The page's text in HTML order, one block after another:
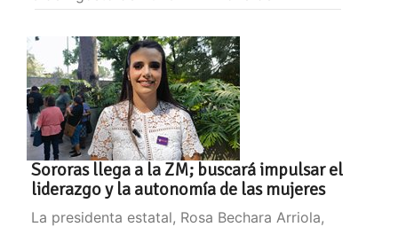
Sororas llega a la ZM; buscará impulsar el
liderazgo y la autonomía de las mujeres
La presidenta estatal, Rosa Bechara Arriola,